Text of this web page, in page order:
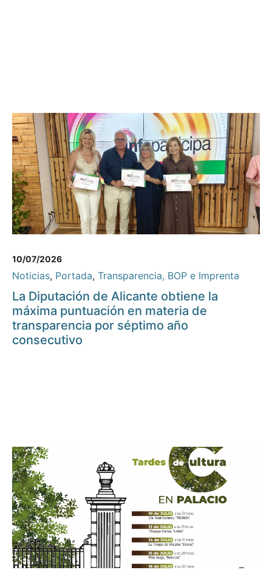
10/07/2026
Noticias, Portada, Transparencia, BOP e Imprenta
La Diputación de Alicante obtiene la
máxima puntuación en materia de
transparencia por séptimo año
consecutivo